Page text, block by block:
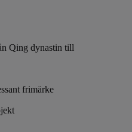
Qing dynastin till
frimärke